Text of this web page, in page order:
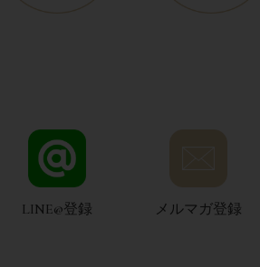
LINE@登録 メルマガ登録